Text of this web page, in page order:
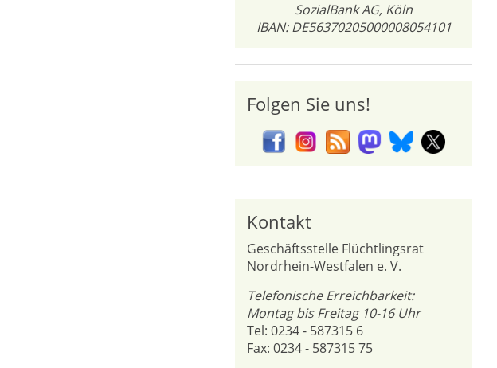
SozialBank AG, Köln
IBAN: DE56370205000008054101
Folgen Sie uns!
Kontakt
Geschäftsstelle Flüchtlingsrat
Nordrhein-Westfalen e. V.
Telefonische Erreichbarkeit:
Montag bis Freitag 10-16 Uhr
Tel: 0234 - 587315 6
Fax: 0234 - 587315 75